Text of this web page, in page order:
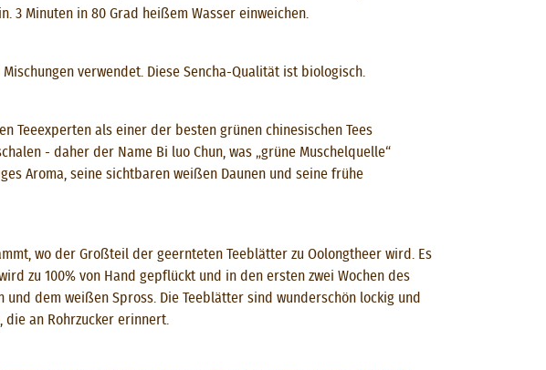
3 Minuten in 80 Grad heißem Wasser einweichen.
verwendet. Diese Sencha-Qualität ist biologisch.
Teeexperten als einer der besten grünen chinesischen Tees
- daher der Name Bi luo Chun, was „grüne Muschelquelle“
Aroma, seine sichtbaren weißen Daunen und seine frühe
wo der Großteil der geernteten Teeblätter zu Oolongtheer wird. Es
zu 100% von Hand gepflückt und in den ersten zwei Wochen des
dem weißen Spross. Die Teeblätter sind wunderschön lockig und
an Rohrzucker erinnert.